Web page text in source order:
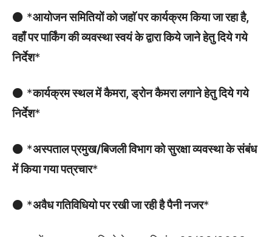
⚫ *आयोजन समितियों को जहाॅ पर कार्यक्रम किया जा रहा है,
वहाँ पर पार्किंग की व्यवस्था स्वयं के द्वारा किये जाने हेतु दिये गये
निर्देश*
⚫ *कार्यक्रम स्थल में कैमरा, ड्रोन कैमरा लगाने हेतु दिये गये
निर्देश*
⚫ *अस्पताल प्रमुख/बिजली विभाग को सुरक्षा व्यवस्था के संबंध
में किया गया पत्रचार*
⚫ *अवैध गतिविधियो पर रखी जा रही है पैनी नजर*